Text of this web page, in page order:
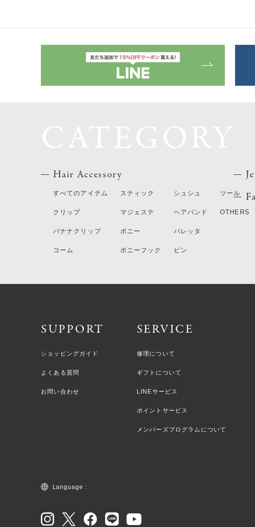
Hair Accessory
すべてのアイテム
クリップ
バナナクリップ
コーム
スティック
マジェステ
ポニー
ポニーフック
シュシュ
ヘアバンド
バレッタ
ピン
ツール
OTHERS
SUPPORT
ショッピングガイド
よくある質問
お問い合わせ
SERVICE
修理について
ギフトについて
LINEサービス
ポイントサービス
メンバーズプログラムについて
Language :